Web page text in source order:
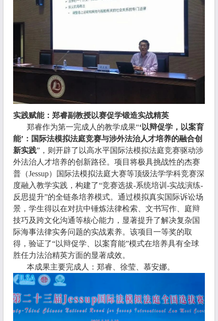
实践赋能：郑睿副教授以赛促学锻造实战精英
郑睿作为第一完成人的教学成果“‘以辩促学，以案育
能’：国际法模拟法庭竞赛与涉外法治人才培养的融合创
新实践”，则开辟了以高水平国际法模拟法庭竞赛驱动涉
外法治人才培养的创新路径。项目将极具挑战性的杰赛
普（Jessup）国际法模拟法庭大赛等顶级法学学科竞赛深
度融入教学实践，构建了“竞赛选拔-系统培训 -实战演练-
反思提升”的全链条培养模式。通过模拟真实国际诉讼场
景，学生得以在对抗中锤炼法律检索、文书写作、庭辩
技巧及跨文化沟通等核心能力，显著提升了解决复杂国
际海事法律实务问题的实战素养。该项目一等奖的取
得，验证了“以辩促学、以案育能”模式在培养具有全球
胜任力法治精英方面的显著成效。
本成果主要完成人：郑睿、徐莹、慕安娜。